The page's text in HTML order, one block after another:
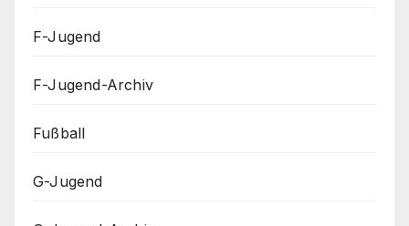
F-Jugend
F-Jugend-Archiv
Fußball
G-Jugend